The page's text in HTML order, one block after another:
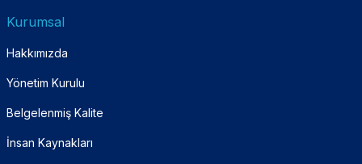
Kurumsal
Hakkımızda
Yönetim Kurulu
Belgelenmiş Kalite
İnsan Kaynakları